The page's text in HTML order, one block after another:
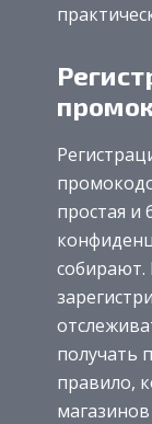
простая и
собирают.
получать
правило,